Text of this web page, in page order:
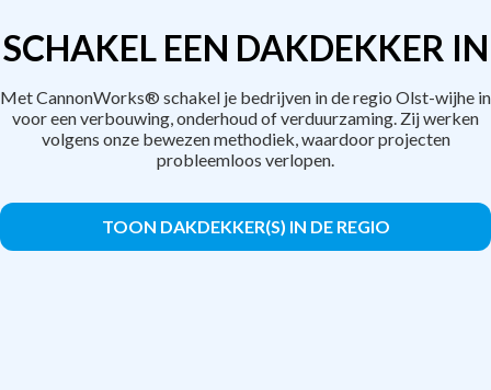
SCHAKEL EEN DAKDEKKER IN
Met CannonWorks® schakel je bedrijven in de regio Olst-wijhe in
voor een verbouwing, onderhoud of verduurzaming. Zij werken
volgens onze bewezen methodiek, waardoor projecten
probleemloos verlopen.
TOON DAKDEKKER(S) IN DE REGIO